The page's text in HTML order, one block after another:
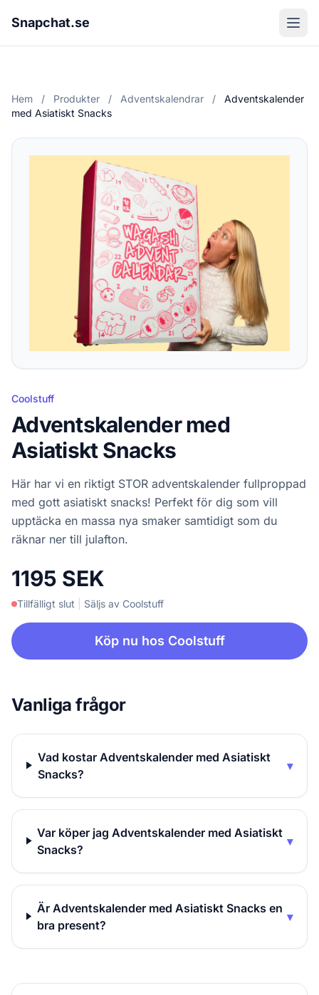
Snapchat.se
Hem / Produkter / Adventskalendrar /
Adventskalender
med Asiatiskt Snacks
Coolstuff
Adventskalender med
Asiatiskt Snacks
Här har vi en riktigt STOR adventskalender fullproppad
med gott asiatiskt snacks! Perfekt för dig som vill
upptäcka en massa nya smaker samtidigt som du
räknar ner till julafton.
1195 SEK
Tillfälligt slut Säljs av Coolstuff
Köp nu hos Coolstuff
Vanliga frågor
Vad kostar Adventskalender med Asiatiskt
Snacks?
▾
Var köper jag Adventskalender med Asiatiskt
Snacks?
▾
Är Adventskalender med Asiatiskt Snacks en
bra present?
▾